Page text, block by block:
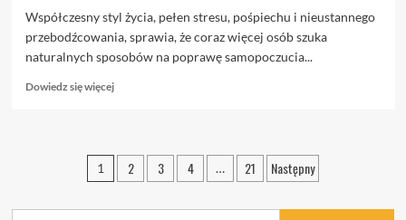
Współczesny styl życia, pełen stresu, pośpiechu i nieustannego
przebodźcowania, sprawia, że coraz więcej osób szuka
naturalnych sposobów na poprawę samopoczucia...
Dowiedz się więcejDowiedz
CBD
Stronicowanie
wpisów
1 2 3 4 … 21 Następny